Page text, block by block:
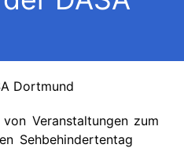
Dortmund
von Veranstaltungen zum
Sehbehindertentag